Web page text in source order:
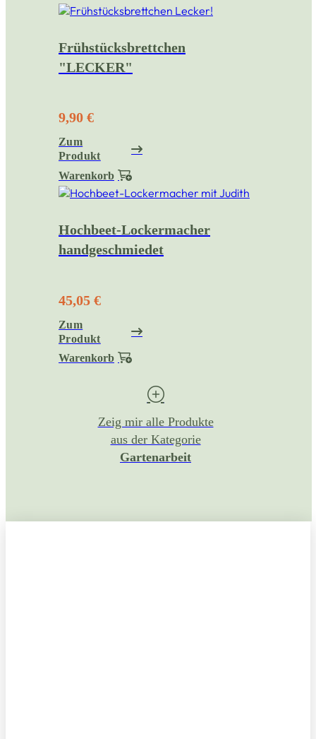
Frühstücksbrettchen
"LECKER"
9,90 €
Zum
Produkt
Warenkorb
Hochbeet-Lockermacher
handgeschmiedet
45,05 €
Zum
Produkt
Warenkorb
Zeig mir alle Produkte
aus der Kategorie
Gartenarbeit